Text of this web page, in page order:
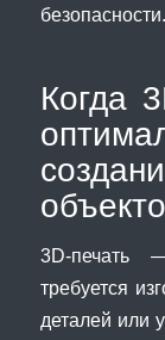
безопасности.
Когда
3D-печать
требуется
деталей или